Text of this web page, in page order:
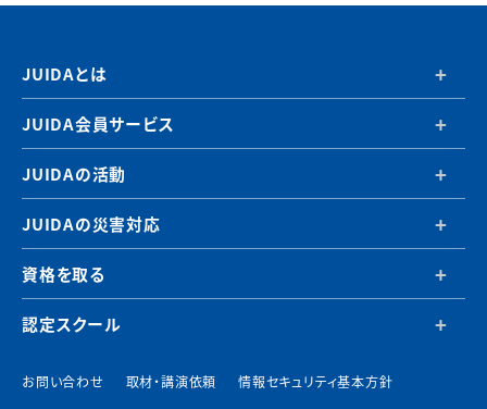
JUIDAとは
JUIDA会員サービス
JUIDAの活動
JUIDAの災害対応
資格を取る
認定スクール
お問い合わせ 取材・講演依頼
情報セキュリティ基本方針